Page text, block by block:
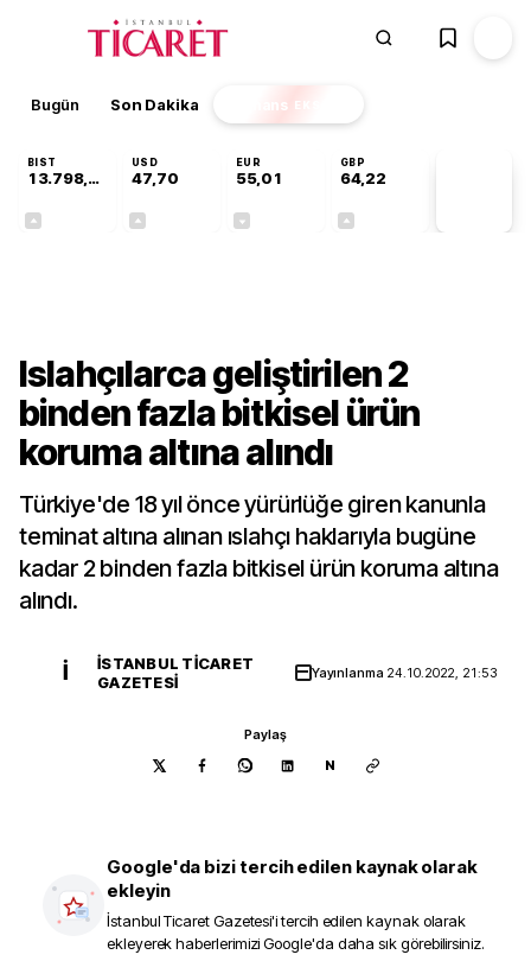
Bugün Son Dakika Finans EKSTRA
BIST
13.798,82
USD
47,70
EUR
55,01
GBP
64,22
Islahçılarca geliştirilen 2
binden fazla bitkisel ürün
koruma altına alındı
Türkiye'de 18 yıl önce yürürlüğe giren kanunla
teminat altına alınan ıslahçı haklarıyla bugüne
kadar 2 binden fazla bitkisel ürün koruma altına
alındı.
İ
İSTANBUL TICARET
GAZETESI
Yayınlanma 24.10.2022, 21:53
Paylaş
N
Google'da bizi tercih edilen kaynak olarak
ekleyin
İstanbul Ticaret Gazetesi'i tercih edilen kaynak olarak
ekleyerek haberlerimizi Google'da daha sık görebilirsiniz.